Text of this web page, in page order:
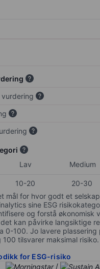
vurdering
Lav Medium
10-20 20-30
mål for hvor godt et
sine ESG
og forstå økonomisk
kan påvirke langsiktige
0-100. Jo lavere
100 tilsvarer maksimal risiko.
for ESG-risiko
/